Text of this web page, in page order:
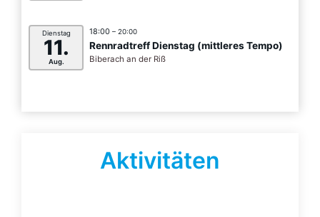
Dienstag
11.
Aug.
18:00 – 20:00
Rennradtreff Dienstag (mittleres Tempo)
Biberach an der Riß
Aktivitäten